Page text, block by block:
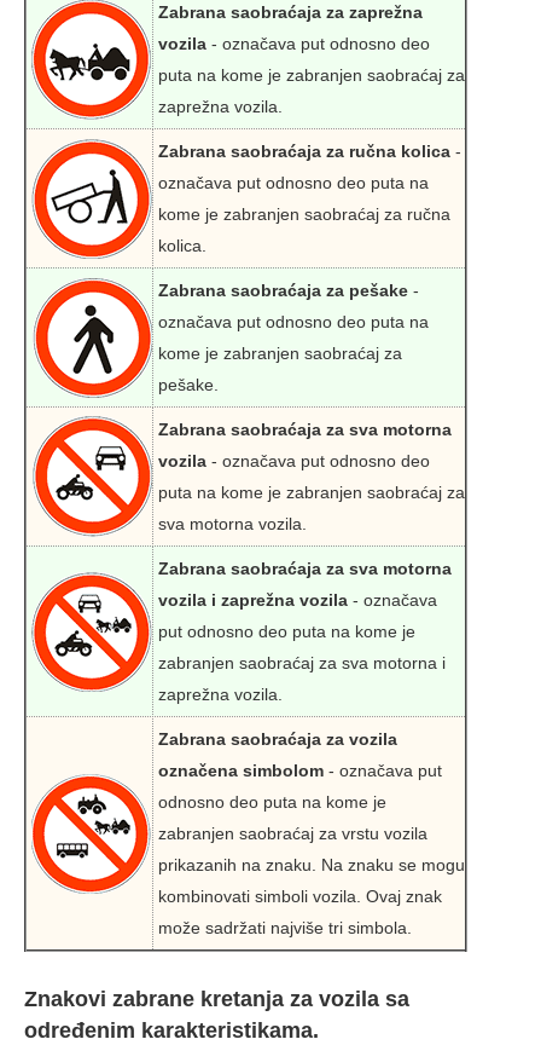
Zabrana saobraćaja za zaprežna
vozila - označava put odnosno deo
puta na kome je zabranjen saobraćaj za
zaprežna vozila.
Zabrana saobraćaja za ručna kolica -
označava put odnosno deo puta na
kome je zabranjen saobraćaj za ručna
kolica.
Zabrana saobraćaja za pešake -
označava put odnosno deo puta na
kome je zabranjen saobraćaj za
pešake.
Zabrana saobraćaja za sva motorna
vozila - označava put odnosno deo
puta na kome je zabranjen saobraćaj za
sva motorna vozila.
Zabrana saobraćaja za sva motorna
vozila i zaprežna vozila - označava
put odnosno deo puta na kome je
zabranjen saobraćaj za sva motorna i
zaprežna vozila.
Zabrana saobraćaja za vozila
označena simbolom - označava put
odnosno deo puta na kome je
zabranjen saobraćaj za vrstu vozila
prikazanih na znaku. Na znaku se mogu
kombinovati simboli vozila. Ovaj znak
može sadržati najviše tri simbola.
Znakovi zabrane kretanja za vozila sa
određenim karakteristikama.